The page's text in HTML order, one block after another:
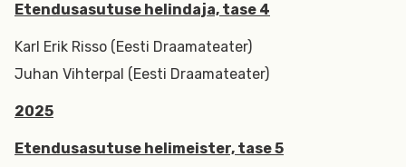
Etendusasutuse helindaja, tase 4
Karl Erik Risso (Eesti Draamateater)
Juhan Vihterpal (Eesti Draamateater)
2025
Etendusasutuse helimeister, tase 5